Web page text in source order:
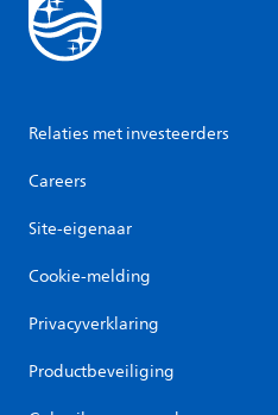
Relaties met investeerders
Careers
Site-eigenaar
Cookie-melding
Privacyverklaring
Productbeveiliging